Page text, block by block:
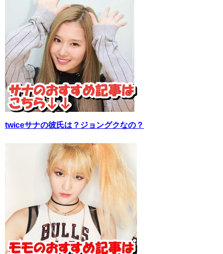
twiceサナの彼氏は？ジョングクなの？